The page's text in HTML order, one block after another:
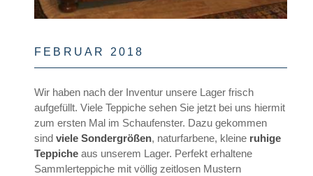
FEBRUAR 2018
Wir haben nach der Inventur unsere Lager frisch
aufgefüllt. Viele Teppiche sehen Sie jetzt bei uns hiermit
zum ersten Mal im Schaufenster. Dazu gekommen
sind viele Sondergrößen, naturfarbene, kleine ruhige
Teppiche aus unserem Lager. Perfekt erhaltene
Sammlerteppiche mit völlig zeitlosen Mustern